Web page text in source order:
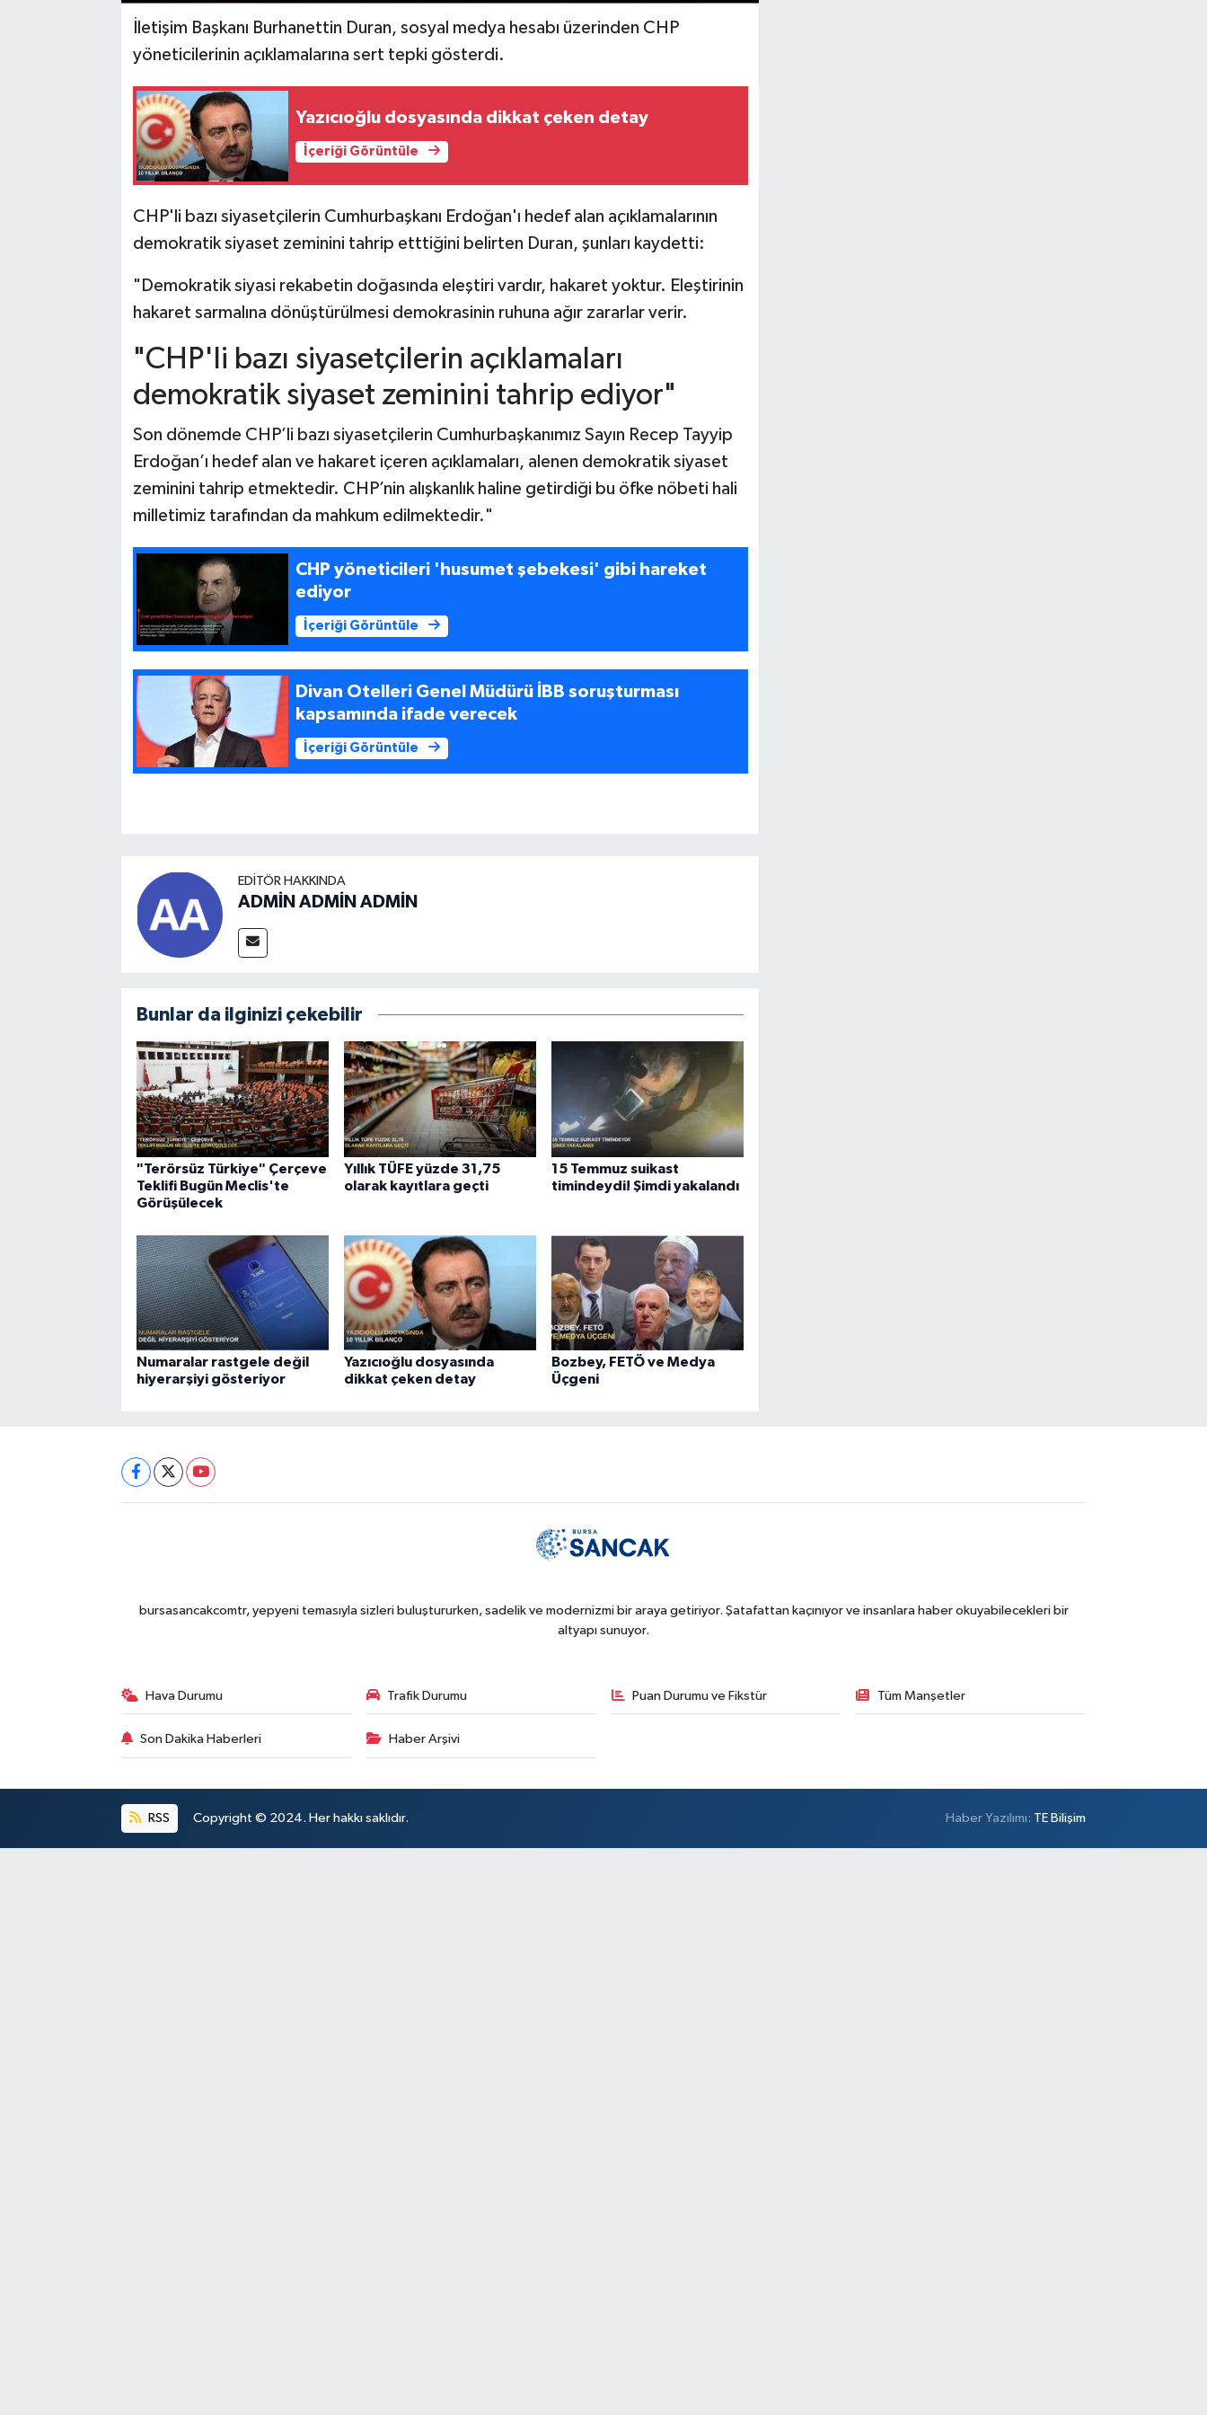
İletişim Başkanı Burhanettin Duran, sosyal medya hesabı üzerinden CHP
yöneticilerinin açıklamalarına sert tepki gösterdi.
Yazıcıoğlu dosyasında dikkat çeken detay
İçeriği Görüntüle
CHP'li bazı siyasetçilerin Cumhurbaşkanı Erdoğan'ı hedef alan açıklamalarının
demokratik siyaset zeminini tahrip etttiğini belirten Duran, şunları kaydetti:
"Demokratik siyasi rekabetin doğasında eleştiri vardır, hakaret yoktur. Eleştirinin
hakaret sarmalına dönüştürülmesi demokrasinin ruhuna ağır zararlar verir.
"CHP'li bazı siyasetçilerin açıklamaları
demokratik siyaset zeminini tahrip ediyor"
Son dönemde CHP’li bazı siyasetçilerin Cumhurbaşkanımız Sayın Recep Tayyip
Erdoğan’ı hedef alan ve hakaret içeren açıklamaları, alenen demokratik siyaset
zeminini tahrip etmektedir. CHP’nin alışkanlık haline getirdiği bu öfke nöbeti hali
milletimiz tarafından da mahkum edilmektedir."
CHP yöneticileri 'husumet şebekesi' gibi hareket
ediyor
İçeriği Görüntüle
Divan Otelleri Genel Müdürü İBB soruşturması
kapsamında ifade verecek
İçeriği Görüntüle
EDITÖR HAKKINDA
ADMİN ADMİN ADMİN
Bunlar da ilginizi çekebilir
"Terörsüz Türkiye" Çerçeve
Teklifi Bugün Meclis'te
Görüşülecek
Yıllık TÜFE yüzde 31,75
olarak kayıtlara geçti
15 Temmuz suikast
timindeydi! Şimdi yakalandı
Numaralar rastgele değil
hiyerarşiyi gösteriyor
Yazıcıoğlu dosyasında
dikkat çeken detay
Bozbey, FETÖ ve Medya
Üçgeni
bursasancakcomtr, yepyeni temasıyla sizleri buluştururken, sadelik ve modernizmi bir araya getiriyor. Şatafattan kaçınıyor ve insanlara haber okuyabilecekleri bir
altyapı sunuyor.
Hava Durumu Trafik Durumu Puan Durumu ve Fikstür Tüm Manşetler
Son Dakika Haberleri Haber Arşivi
RSS Copyright © 2024. Her hakkı saklıdır. Haber Yazılımı: TE Bilişim